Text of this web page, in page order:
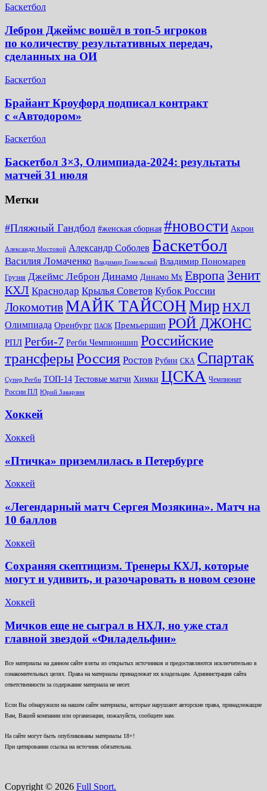
Баскетбол
Леброн Джеймс вошёл в топ-5 игроков
по количеству результативных передач,
сделанных на ОИ
Баскетбол
Брайант Кроуфорд подписал контракт
с «Автодором»
Баскетбол
Баскетбол 3×3, Олимпиада-2024: результаты
матчей 31 июля
Метки
#Пляжный Гандбол #женская сборная #новости Акрон
Александр Мостовой Александр Соболев Баскетбол
Василия Ломаченко Владимир Гомельский Владимир Пономарев
Грузия Джеймс Леброн Динамо Динамо Мх Европа Зенит
КХЛ Краснодар Крылья Советов Кубок России
ЛокомотивМАЙК ТАЙСОНМир НХЛ
Олимпиада Оренбург ПАОК Премьершип РОЙ ДЖОНС
РПЛ Регби-7 Регби Чемпионшип Российские
трансферыРоссия Ростов Рубин СКА Спартак
Супер Регби ТОП-14 Тестовые матчи Химки ЦСКА Чемпионат
России ПЛ Юрий Заварзин
Хоккей
Хоккей
«Птичка» приземлилась в Петербурге
Хоккей
«Легендарный матч Сергея Мозякина». Матч на
10 баллов
Хоккей
Сохраняя скептицизм. Тренеры КХЛ, которые
могут и удивить, и разочаровать в новом сезоне
Хоккей
Мичков еще не сыграл в НХЛ, но уже стал
главной звездой «Филадельфии»
Все материалы на данном сайте взяты из открытых источников и предоставляются исключительно в
ознакомительных целях. Права на материалы принадлежат их владельцам. Администрация сайта
ответственности за содержание материала не несет.
Если Вы обнаружили на нашем сайте материалы, которые нарушают авторские права, принадлежащие
Вам, Вашей компании или организации, пожалуйста, сообщите нам.
На сайте могут быть опубликованы материалы 18+!
При цитировании ссылка на источник обязательна.
Copyright © 2026 Full Sport.